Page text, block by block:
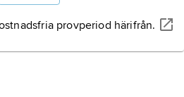
provperiod härifrån.